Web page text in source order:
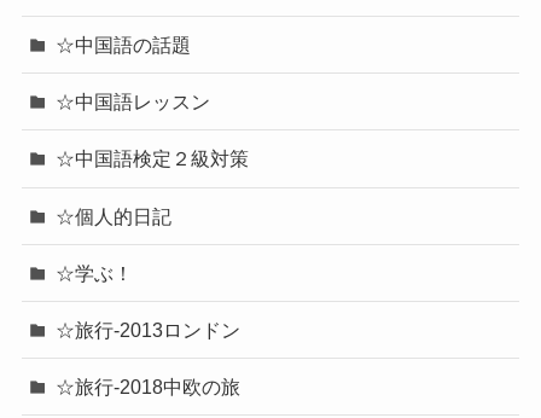
☆中国語の話題
☆中国語レッスン
☆中国語検定２級対策
☆個人的日記
☆学ぶ！
☆旅行-2013ロンドン
☆旅行-2018中欧の旅